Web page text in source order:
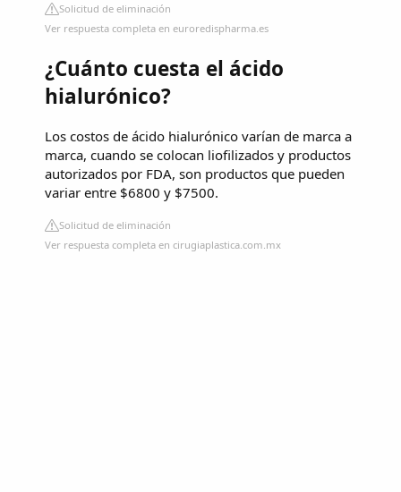
Solicitud de eliminación
Ver respuesta completa en euroredispharma.es
¿Cuánto cuesta el ácido
hialurónico?
Los costos de ácido hialurónico varían de marca a
marca, cuando se colocan liofilizados y productos
autorizados por FDA, son productos que pueden
variar entre $6800 y $7500.
Solicitud de eliminación
Ver respuesta completa en cirugiaplastica.com.mx